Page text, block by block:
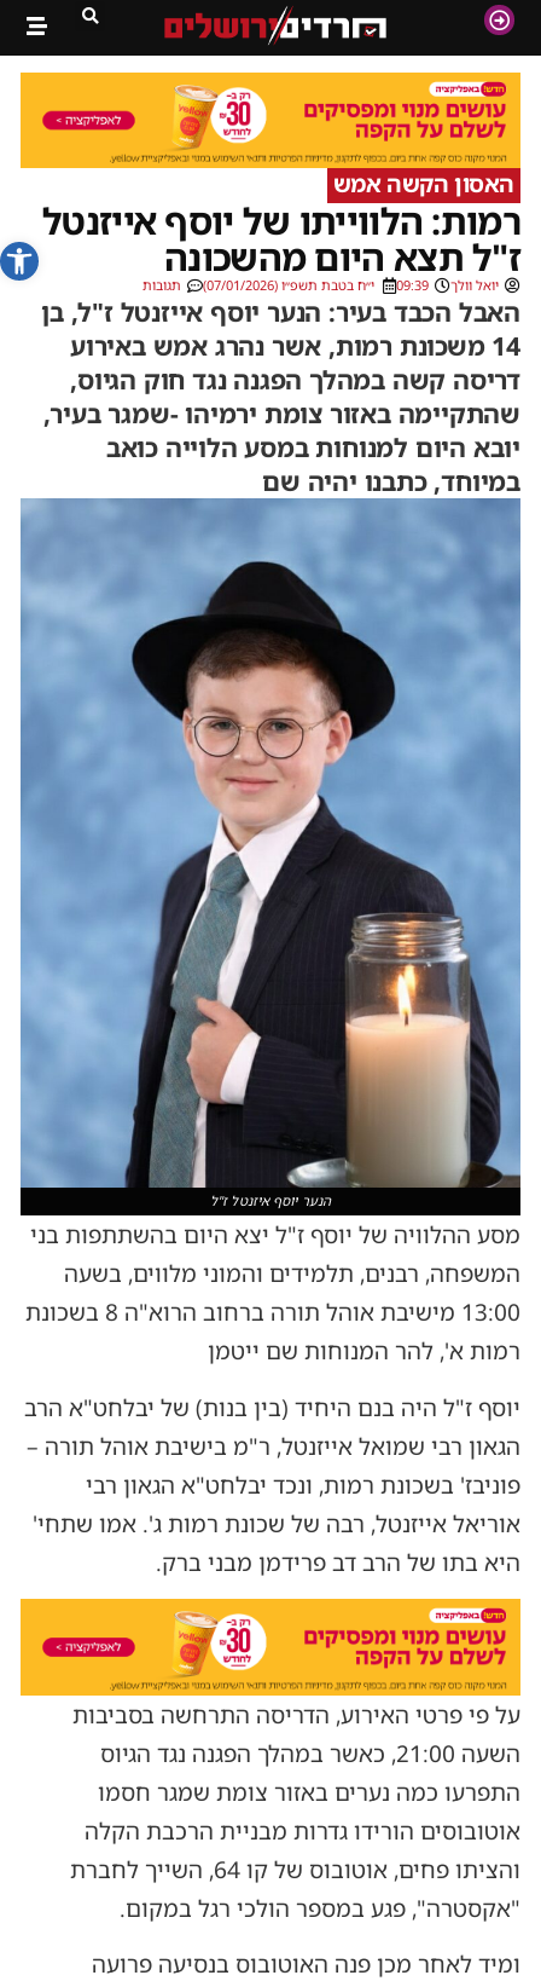
פתח
האסון הקשה אמש
רמות: הלווייתו של יוסף אייזנטל
ז"ל תצא היום מהשכונה
יואל וולך 09:39 י״ח בטבת תשפ״ו (07/01/2026) תגובות
האבל הכבד בעיר: הנער יוסף אייזנטל ז"ל, בן
14 משכונת רמות, אשר נהרג אמש באירוע
דריסה קשה במהלך הפגנה נגד חוק הגיוס,
שהתקיימה באזור צומת ירמיהו -שמגר בעיר,
יובא היום למנוחות במסע הלוייה כואב
במיוחד, כתבנו יהיה שם
הנער יוסף איזנטל ז"ל
מסע ההלוויה של יוסף ז"ל יצא היום בהשתתפות בני
המשפחה, רבנים, תלמידים והמוני מלווים, בשעה
13:00 מישיבת אוהל תורה ברחוב הרוא"ה 8 בשכונת
רמות א', להר המנוחות שם ייטמן
יוסף ז"ל היה בנם היחיד (בין בנות) של יבלחט"א הרב
הגאון רבי שמואל אייזנטל, ר"מ בישיבת אוהל תורה –
פוניבז' בשכונת רמות, ונכד יבלחט"א הגאון רבי
אוריאל אייזנטל, רבה של שכונת רמות ג'. אמו שתחי'
היא בתו של הרב דב פרידמן מבני ברק.
על פי פרטי האירוע, הדריסה התרחשה בסביבות
השעה 21:00, כאשר במהלך הפגנה נגד הגיוס
התפרעו כמה נערים באזור צומת שמגר חסמו
אוטובוסים הורידו גדרות מבניית הרכבת הקלה
והציתו פחים, אוטובוס של קו 64, השייך לחברת
"אקסטרה", פגע במספר הולכי רגל במקום.
ומיד לאחר מכן פנה האוטובוס בנסיעה פרועה